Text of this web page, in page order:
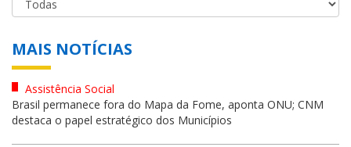
MAIS NOTÍCIAS
Assistência Social
Brasil permanece fora do Mapa da Fome, aponta ONU; CNM
destaca o papel estratégico dos Municípios